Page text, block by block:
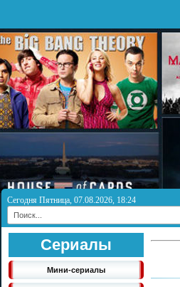
Сегодня Пятница, 07.08.2026, 18:24
Сериалы
Мини-сериалы